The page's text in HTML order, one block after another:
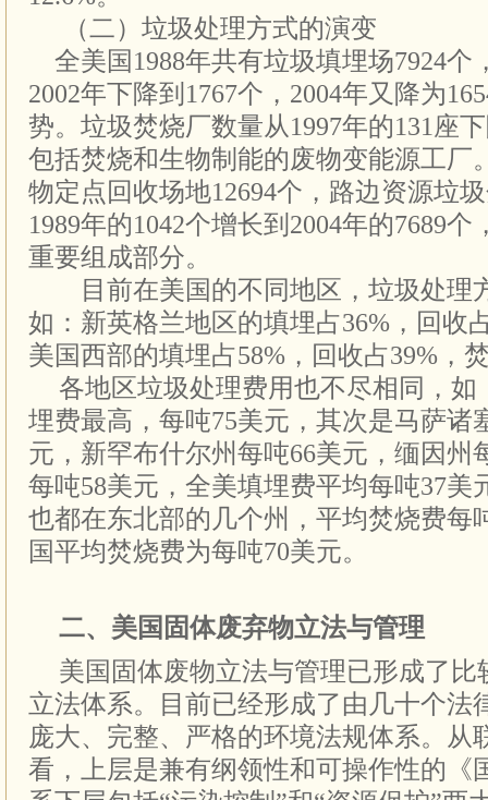
（二）垃圾处理方式的演变
全美国1988年共有垃圾填埋场7924个
2002年下降到1767个，2004年又降为
势。垃圾焚烧厂数量从1997年的131座
包括焚烧和生物制能的废物变能源工厂
物定点回收场地12694个，路边资源垃
1989年的1042个增长到2004年的7689
重要组成部分。
目前在美国的不同地区，垃圾处理
如：新英格兰地区的填埋占36%，回收
美国西部的填埋占58%，回收占39%，
各地区垃圾处理费用也不尽相同，如
埋费最高，每吨75美元，其次是马萨诸
元，新罕布什尔州每吨66美元，缅因州
每吨58美元，全美填埋费平均每吨37美
也都在东北部的几个州，平均焚烧费每
国平均焚烧费为每吨70美元。
二、美国固体废弃物立法与管理
美国固体废物立法与管理已形成了比
立法体系。目前已经形成了由几十个法
庞大、完整、严格的环境法规体系。从
看，上层是兼有纲领性和可操作性的《